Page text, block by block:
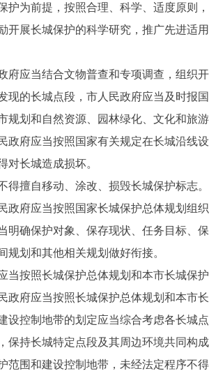
护为前提，按照合理、科学、适度原则
开展长城保护的科学研究，推广先进适
府应当结合文物普查和专项调查，组织
的长城点段，市人民政府应当及时报国
划和自然资源、园林绿化、文化和旅
政府应当按照国家有关规定在长城沿线
长城造成损坏。
擅自移动、涂改、损毁长城保护标志。
政府应当按照国家长城保护总体规划组
确保护对象、保存现状、任务目标、保
规划和其他相关规划做好衔接。
按照长城保护总体规划和本市长城保护
政府应当按照长城保护总体规划和本市
控制地带的划定应当综合考虑各长城点
保持长城特定点段及其周边环境共同构
围和建设控制地带，未经法定程序不得